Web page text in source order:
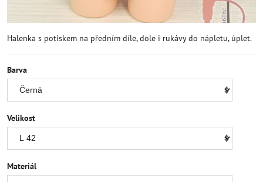
Halenka s potiskem na předním díle, dole i rukávy do nápletu, úplet.
Barva
Velikost
Materiál